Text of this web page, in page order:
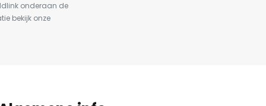
onderaan de
bekijk onze